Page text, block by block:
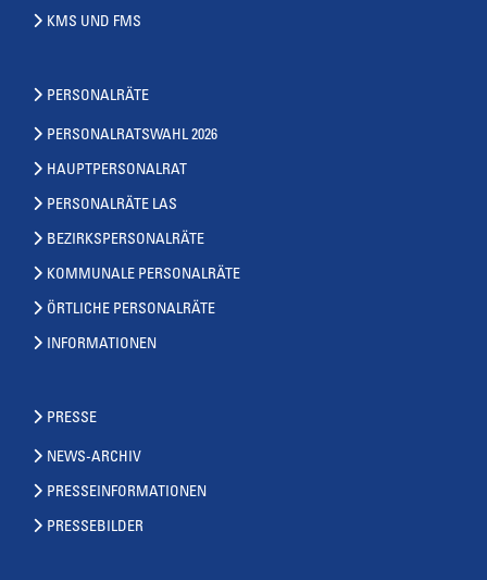
KMS UND FMS
PERSONALRÄTE
PERSONALRATSWAHL 2026
HAUPTPERSONALRAT
PERSONALRÄTE LAS
BEZIRKSPERSONALRÄTE
KOMMUNALE PERSONALRÄTE
ÖRTLICHE PERSONALRÄTE
INFORMATIONEN
PRESSE
NEWS-ARCHIV
PRESSEINFORMATIONEN
PRESSEBILDER